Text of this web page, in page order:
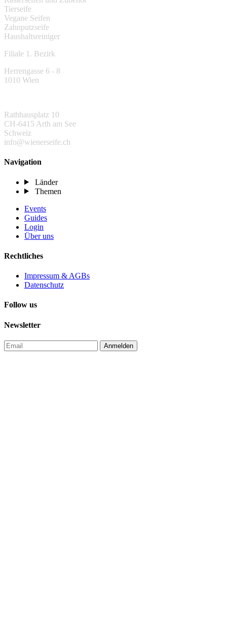
Tierseife
Vegane Seifen
Zahnputzseife
Haushaltsreiniger
Filiale 1. Bezirk
Herrengasse 6 - 8
1010 Wien
Rathhausplatz 10
CH-6415 Arth am See
Schweiz
info@wienerseife.ch
Navigation
Länder
Themen
Events
Guides
Login
Über uns
Rechtliches
Impressum & AGBs
Datenschutz
Follow us
Newsletter
Anmelden